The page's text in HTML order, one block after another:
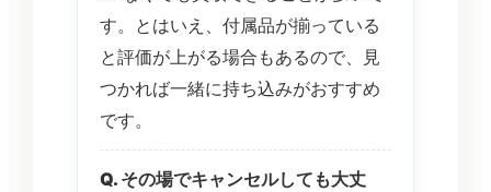
す。とはいえ、付属品が揃っている
と評価が上がる場合もあるので、見
つかれば一緒に持ち込みがおすすめ
です。
Q. その場でキャンセルしても大丈